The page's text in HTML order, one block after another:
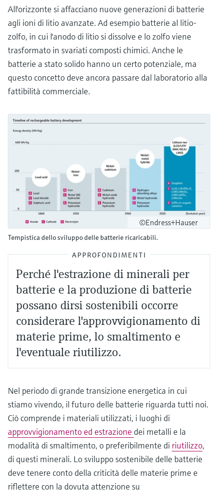
All'orizzonte si affacciano nuove generazioni di batterie
agli ioni di litio avanzate. Ad esempio batterie al litio-
zolfo, in cui l'anodo di litio si dissolve e lo zolfo viene
trasformato in svariati composti chimici. Anche le
batterie a stato solido hanno un certo potenziale, ma
questo concetto deve ancora passare dal laboratorio alla
fattibilità commerciale.
©Endress+Hauser
Tempistica dello sviluppo delle batterie ricaricabili.
APPROFONDIMENTI
Perché l'estrazione di minerali per
batterie e la produzione di batterie
possano dirsi sostenibili occorre
considerare l'approvvigionamento di
materie prime, lo smaltimento e
l'eventuale riutilizzo.
Nel periodo di grande transizione energetica in cui
stiamo vivendo, il futuro delle batterie riguarda tutti noi.
Ciò comprende i materiali utilizzati, i luoghi di
approvvigionamento ed estrazione dei metalli e la
modalità di smaltimento, o preferibilmente di riutilizzo,
di questi minerali. Lo sviluppo sostenibile delle batterie
deve tenere conto della criticità delle materie prime e
riflettere con la dovuta attenzione su